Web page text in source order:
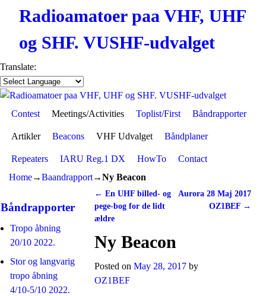
Radioamatoer paa VHF, UHF
og SHF. VUSHF-udvalget
Translate:
Skip to primary content
Skip to secondary content
Contest Meetings/Activities Toplist/First Båndrapporter
Artikler Beacons VHF Udvalget Båndplaner
Repeaters IARU Reg.1 DX HowTo
Contact
Home→Baandrapport→Ny Beacon
Båndrapporter
Tropo åbning
20/10 2022.
Stor og langvarig
tropo åbning
4/10-5/10 2022.
Post navigation
← En UHF billed- og
pege-bog for de lidt
ældre
Aurora 28 Maj 2017
OZ1BEF →
Ny Beacon
Posted onMay 28, 2017 by
OZ1BEF